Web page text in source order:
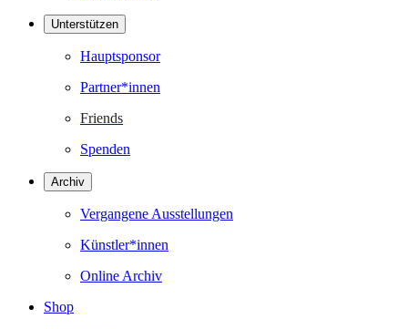
Unterstützen
Hauptsponsor
Partner*innen
Friends
Spenden
Archiv
Vergangene Ausstellungen
Künstler*innen
Online Archiv
Shop